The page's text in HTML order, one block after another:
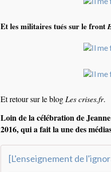
Et les militaires tués sur le front
Et retour sur le blog Les crises.fr.
Loin de la célébration de
2016, qui a fait la une des